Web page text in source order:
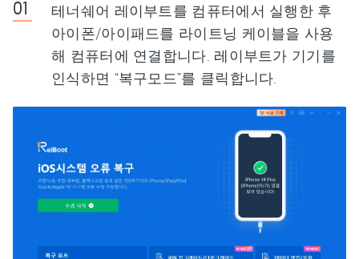
테너쉐어 레이부트를 컴퓨터에서 실행한 후
아이폰/아이패드를 라이트닝 케이블을 사용
해 컴퓨터에 연결합니다. 레이부트가 기기를
인식하면 “복구모드”를 클릭합니다.